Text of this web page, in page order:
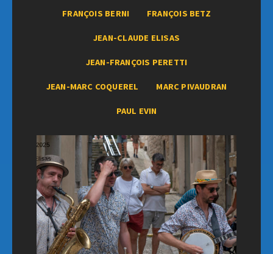
FRANÇOIS BERNI FRANÇOIS BETZ
JEAN-CLAUDE ELISAS
JEAN-FRANÇOIS PERETTI
JEAN-MARC COQUEREL MARC PIVAUDRAN
PAUL EVIN